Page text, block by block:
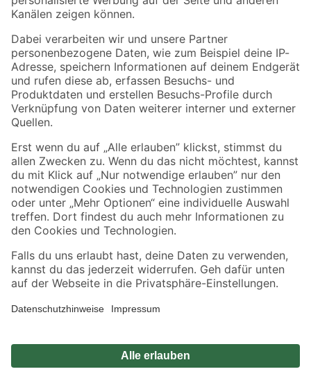
Folge uns
Zahlungsarten Versandarten
Sicher einkaufen
Jetzt die toom-App herunterladen
Alle Preisangaben in EUR inkl. gesetzl. MwSt.. Die dargestellten Angebote sind unter
Umständen nicht in allen Märkten verfügbar. Die angegebenen Verfügbarkeiten beziehen
Produkte nur solange der Vorrat reicht.
*Paketversand ab 59 € versandkostenfrei, gilt nicht für Artikel mit Speditionsversand, hier
Privatsphäre Impressum
Nutzungsbedingungen
Widerrufsrecht Vertrag widerrufen